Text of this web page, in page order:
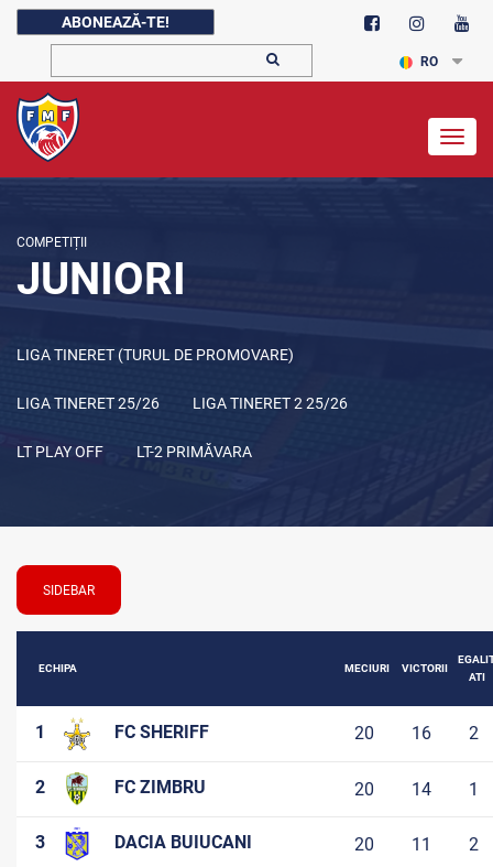
ABONEAZĂ-TE!
RO
COMPETIȚII
JUNIORI
LIGA TINERET (TURUL DE PROMOVARE)
LIGA TINERET 25/26 LIGA TINERET 2 25/26
LT PLAY OFF LT-2 PRIMĂVARA
SIDEBAR
ECHIPA MECIURI VICTORII
ATI
1 FC SHERIFF 20 16 2
2 FC ZIMBRU 20 14 1
3 DACIA BUIUCANI 20 11 2